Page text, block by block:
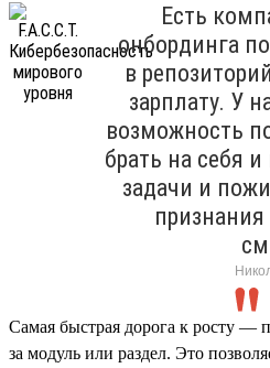
Есть
онбординга
в
зарплату. У
возможность
брать на себя
задачи и
признания
Самая быстрая дорога к росту —
за модуль или раздел. Это